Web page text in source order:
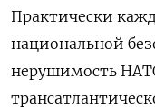
Практически
национальной
нерушимость